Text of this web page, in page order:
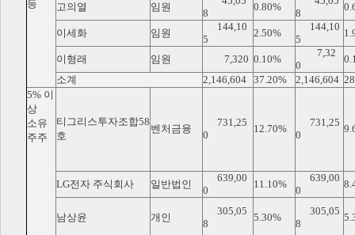
등
고의열 임원
8
0.80%
8
이세화 임원
144,10
5
2.50%
144,10
5
이형래 임원 7,320 0.10%
7,32
0
소계
2,146,604 37.20% 2,146,604
5% 이
상
티그리스투자조합58
호
벤처금융
731,25
0
12.70%
731,25
0
소유
주주
LG전자 주식회사 일반법인
639,00
0
11.10%
639,00
0
남상윤 개인
305,05
8
5.30%
305,05
8